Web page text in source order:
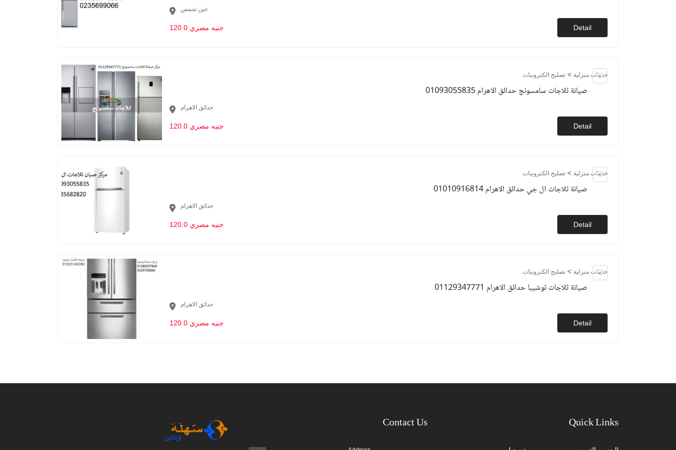
عين شمس
120.0 جنيه مصري Detail
خدمات منزلية > تصليح الكترونيات
صيانة ثلاجات سامسونج حدائق الاهرام 01093055835
حدائق الاهرام
120.0 جنيه مصري Detail
خدمات منزلية > تصليح الكترونيات
صيانة ثلاجات ال جي حدائق الاهرام 01010916814
حدائق الاهرام
120.0 جنيه مصري Detail
خدمات منزلية > تصليح الكترونيات
صيانة ثلاجات توشيبا حدائق الاهرام 01129347771
حدائق الاهرام
120.0 جنيه مصري Detail
Contact Us Quick Links